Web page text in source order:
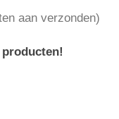
aan verzonden)